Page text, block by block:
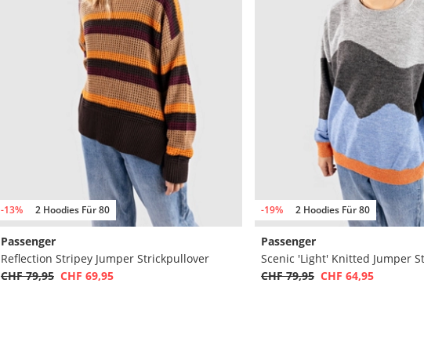
-13% 2 Hoodies Für 80
Passenger
Reflection Stripey Jumper Strickpullover
CHF 79,95 CHF 69,95
-19% 2 Hoodies Für 80
Passenger
Scenic 'Light' Knitted Jumper
CHF 79,95 CHF 64,95